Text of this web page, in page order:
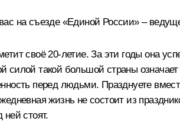
на съезде «Единой России» –
своё 20-летие. За эти годы она
силой такой большой страны
перед людьми. Празднуете
жизнь не состоит из
ней стоят.